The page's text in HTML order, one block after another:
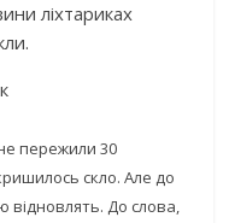
ліхтариках
пережили 30
скло. Але до
відновлять. До слова,